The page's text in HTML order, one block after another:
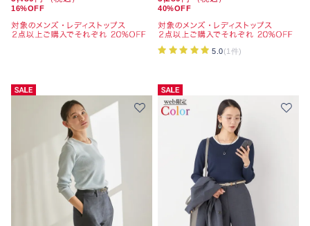
16%OFF 40%OFF
5.0(1件)